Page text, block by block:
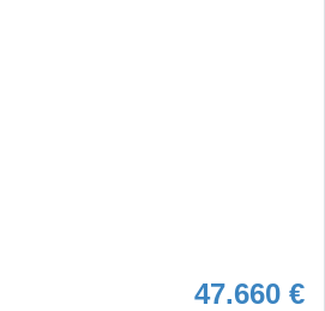
47.660 €